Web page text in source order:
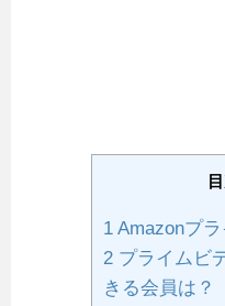
1Amazonプラ
2プライムビ
きる会員は？